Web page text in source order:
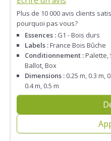
Plus de 10 000 avis clients
pourquoi pas vous?
Essences : G1 - Bois durs
Labels :France Bois Bûche
Conditionnement :Palette,
Ballot, Box
Dimensions : 0.25 m, 0.3 m,
0.4 m, 0.5 m